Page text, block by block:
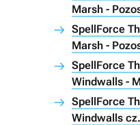
Marsh -
SpellForce
Marsh -
SpellForce
Windwalls -
SpellForce
Windwalls